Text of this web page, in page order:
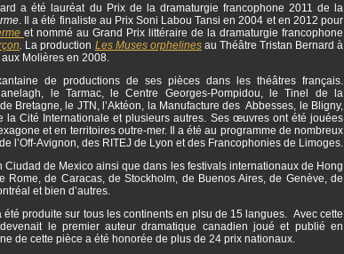
a été lauréat du Prix de la dramaturgie francophone 2011 de la
. Il a été finaliste au Prix Soni Labou Tansi en 2004 et en 2012 pour
et nommé au Grand Prix littéraire de la dramaturgie francophone
La production Les Muses orphelinesau Théâtre Tristan Bernard à
Molières en 2008.
de productions de ses pièces dans les théâtres français.
le Tarmac, le Centre Georges-Pompidou, le Tinel de la
Bretagne, le JTN, l’Aktéon, la Manufacture des Abbesses, le Bligny,
la Cité Internationale et plusieurs autres. Ses œuvres ont été jouées
et en territoires outre-mer. Il a été au programme de nombreux
l’Off-Avignon, des RITEJ de Lyon et des Francophonies de Limoges.
Ciudad de Mexico ainsi que dans les festivals internationaux de Hong
de Caracas, de Stockholm, de Buenos Aires, de Genève, de
et bien d’autres.
été produite sur tous les continents en plsu de 15 langues. Avec cette
le premier auteur dramatique canadien joué et publié en
de cette pièce a été honorée de plus de 24 prix nationaux.